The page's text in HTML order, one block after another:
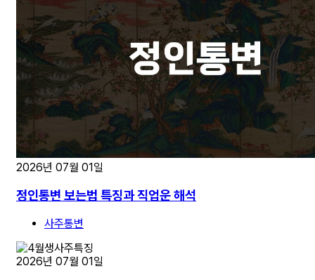
2026년 07월 01일
정인통변 보는법 특징과 직업운 해석
사주통변
2026년 07월 01일